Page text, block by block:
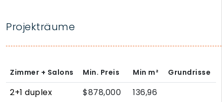
Projekträume
Zimmer + Salons Min. Preis Min m² Grundrisse
2+1 duplex $878,000
136,96